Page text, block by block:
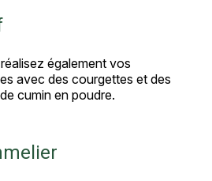
également vos
avec des courgettes et des
cumin en poudre.